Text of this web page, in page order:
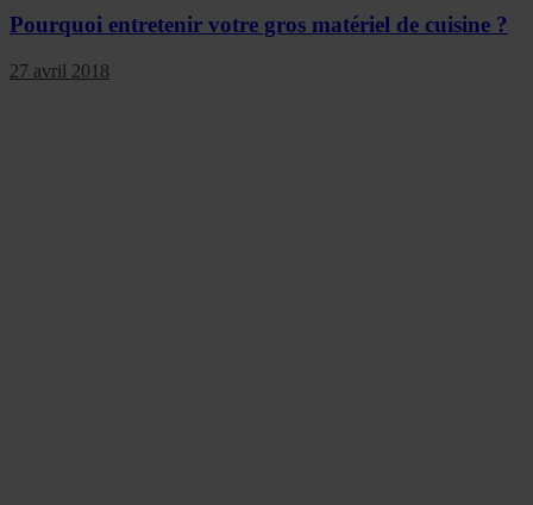
Pourquoi entretenir votre gros matériel de cuisine ?
27 avril 2018